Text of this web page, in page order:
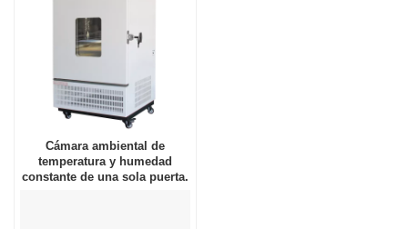
Cámara ambiental de
temperatura y humedad
constante de una sola puerta.